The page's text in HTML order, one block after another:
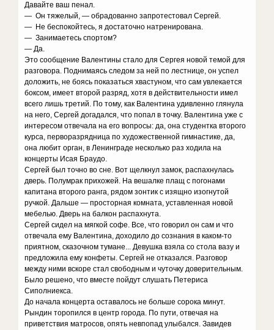
Давайте ваш пенал.
— Он тяжелый, — обрадованно запротестовал Сергей.
— Не беспокойтесь, я достаточно натренирована.
— Занимаетесь спортом?
— Да.
Это сообщение Валентины стало для Сергея новой темой для
разговора. Поднимаясь следом за ней по лестнице, он успел
доложить, не боясь показаться хвастуном, что сам увлекается
боксом, имеет второй разряд, хотя в действительности имел
всего лишь третий. По тому, как Валентина удивленно глянула
на него, Сергей догадался, что попал в точку. Валентина уже с
интересом отвечала на его вопросы: да, она студентка второго
курса, перворазрядница по художественной гимнастике, да,
она любит орган, в Ленинграде несколько раз ходила на
концерты Исая Браудо.
Сергей был точно во сне. Вот щелкнул замок, распахнулась
дверь. Полумрак прихожей. На вешалке плащ с погонами
капитана второго ранга, рядом зонтик с изящно изогнутой
ручкой. Дальше — просторная комната, уставленная новой
мебелью. Дверь на балкон распахнута.
Сергей сидел на мягкой софе. Все, что говорил он сам и что
отвечала ему Валентина, доходило до сознания в каком-то
приятном, сказочном тумане... Девушка взяла со стола вазу и
предложила ему конфеты. Сергей не отказался. Разговор
между ними вскоре стал свободным и чуточку доверительным.
Было решено, что вместе пойдут слушать Петериса
Сиполниекса.
До начала концерта оставалось не больше сорока минут.
Рындин торопился в центр города. По пути, отвечая на
приветствия матросов, опять невпопад улыбался. Завидев